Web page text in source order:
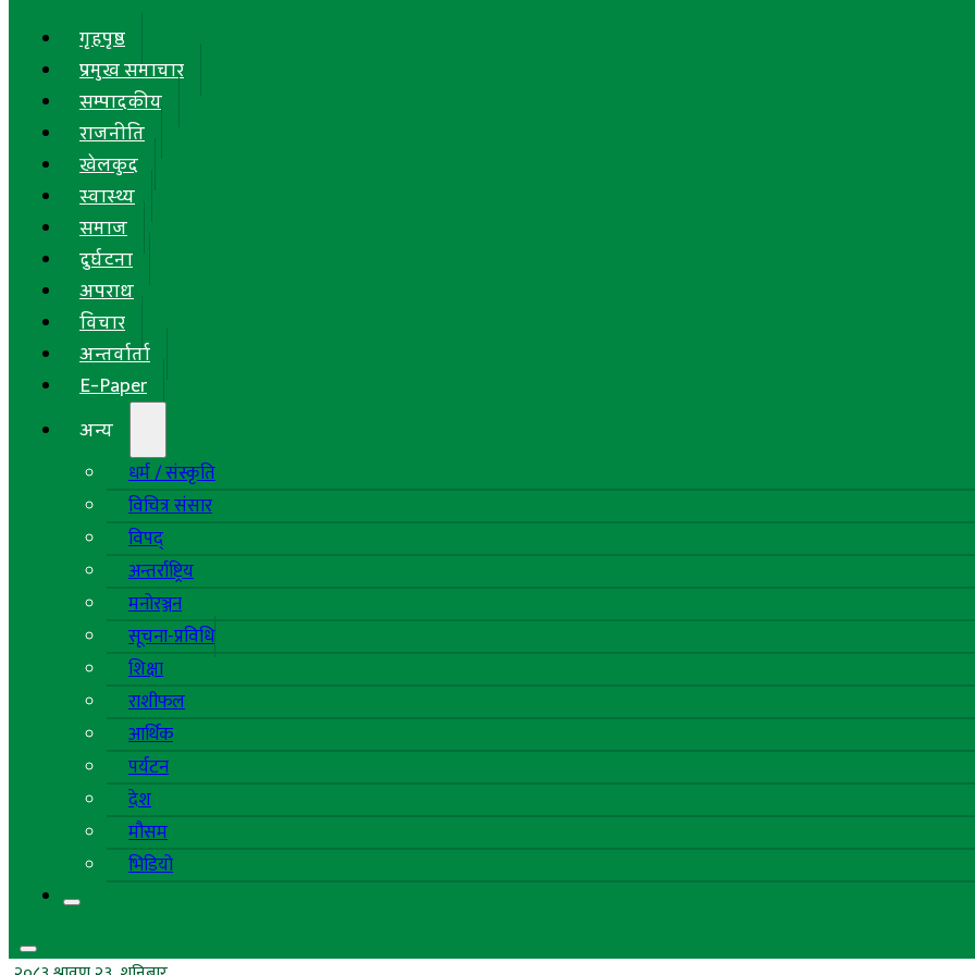
गृहपृष्ठ
प्रमुख समाचार
सम्पादकीय
राजनीति
खेलकुद
स्वास्थ्य
समाज
दुर्घटना
अपराध
विचार
अन्तर्वार्ता
E-Paper
अन्य
धर्म / संस्कृति
विचित्र संसार
विपद्
अन्तर्राष्ट्रिय
मनोरञ्जन
सूचना-प्रविधि
शिक्षा
राशीफल
आर्थिक
पर्यटन
देश
मौसम
भिडियो